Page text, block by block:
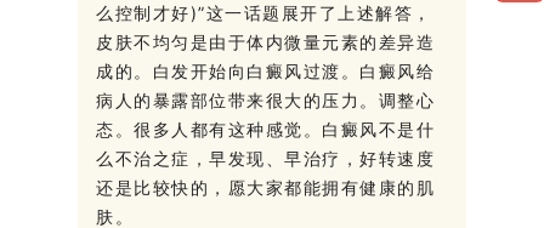
么控制才好)”这一话题展开了上述解答，
皮肤不均匀是由于体内微量元素的差异造
成的。白发开始向白癜风过渡。白癜风给
病人的暴露部位带来很大的压力。调整心
态。很多人都有这种感觉。白癜风不是什
么不治之症，早发现、早治疗，好转速度
还是比较快的，愿大家都能拥有健康的肌
肤。